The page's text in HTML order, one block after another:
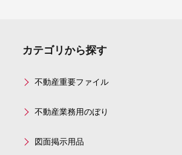
カテゴリから探す
不動産重要ファイル
不動産業務用のぼり
図面掲示用品